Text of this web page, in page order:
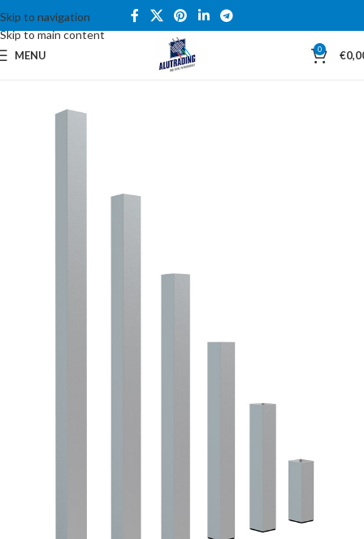
Skip to navigation
Skip to main content
MENU 0 €